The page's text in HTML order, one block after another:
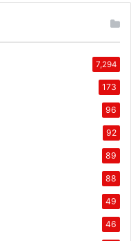
7,294
173
96
92
89
88
49
46